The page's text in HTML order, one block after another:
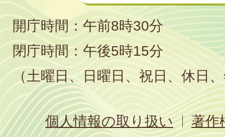
開庁時間：午前8時30分
閉庁時間：午後5時15分
（土曜日、日曜日、祝日、休日
個人情報の取り扱い
著作